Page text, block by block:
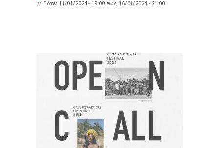
// Πότε: 11/01/2024 - 19:00 έως 16/01/2024 - 21:00